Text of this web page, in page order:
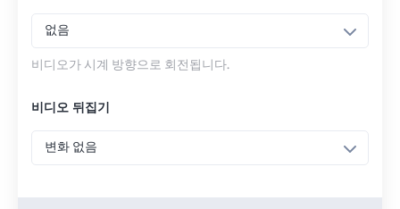
없음
비디오가 시계 방향으로 회전됩니다.
비디오 뒤집기
변화 없음